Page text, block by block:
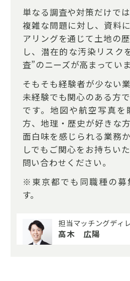
単なる調査や対策だけで
複雑な問題に対し、資料
アリングを通じて土地の
し、潜在的な汚染リスク
査”のニーズが高まっていま
そもそも経験者が少ない
未経験でも関心のある方
です。地図や航空写真
方、地理・歴史が好きな
面白味を感じられる業務
しでもご関心をお持ちい
問い合わせください。
※東京都でも同職種の募
す。
担当マッチングディ
高木 広陽